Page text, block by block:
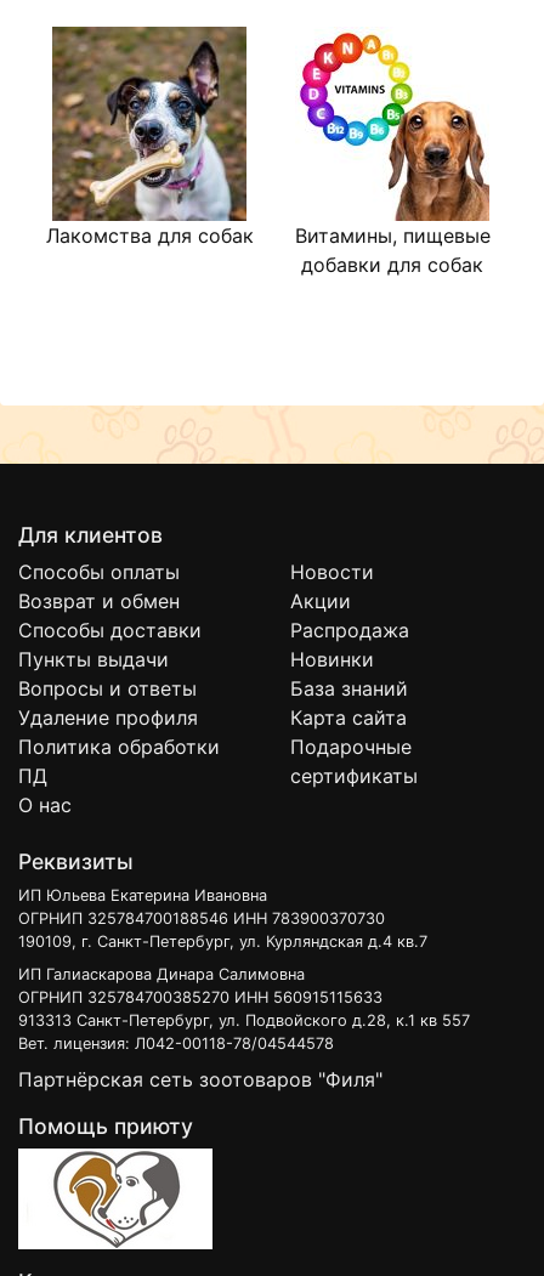
Лакомства для собак
Витамины, пищевые
добавки для собак
Для клиентов
Способы оплаты
Возврат и обмен
Способы доставки
Пункты выдачи
Вопросы и ответы
Удаление профиля
Политика обработки
ПД
О нас
Новости
Акции
Распродажа
Новинки
База знаний
Карта сайта
Подарочные
сертификаты
Реквизиты
ИП Юльева Екатерина Ивановна
ОГРНИП 325784700188546 ИНН 783900370730
190109, г. Санкт-Петербург, ул. Курляндская д.4 кв.7
ИП Галиаскарова Динара Салимовна
ОГРНИП 325784700385270 ИНН 560915115633
913313 Санкт-Петербург, ул. Подвойского д.28, к.1 кв 557
Вет. лицензия: Л042-00118-78/04544578
Партнёрская сеть зоотоваров "Филя"
Помощь приюту